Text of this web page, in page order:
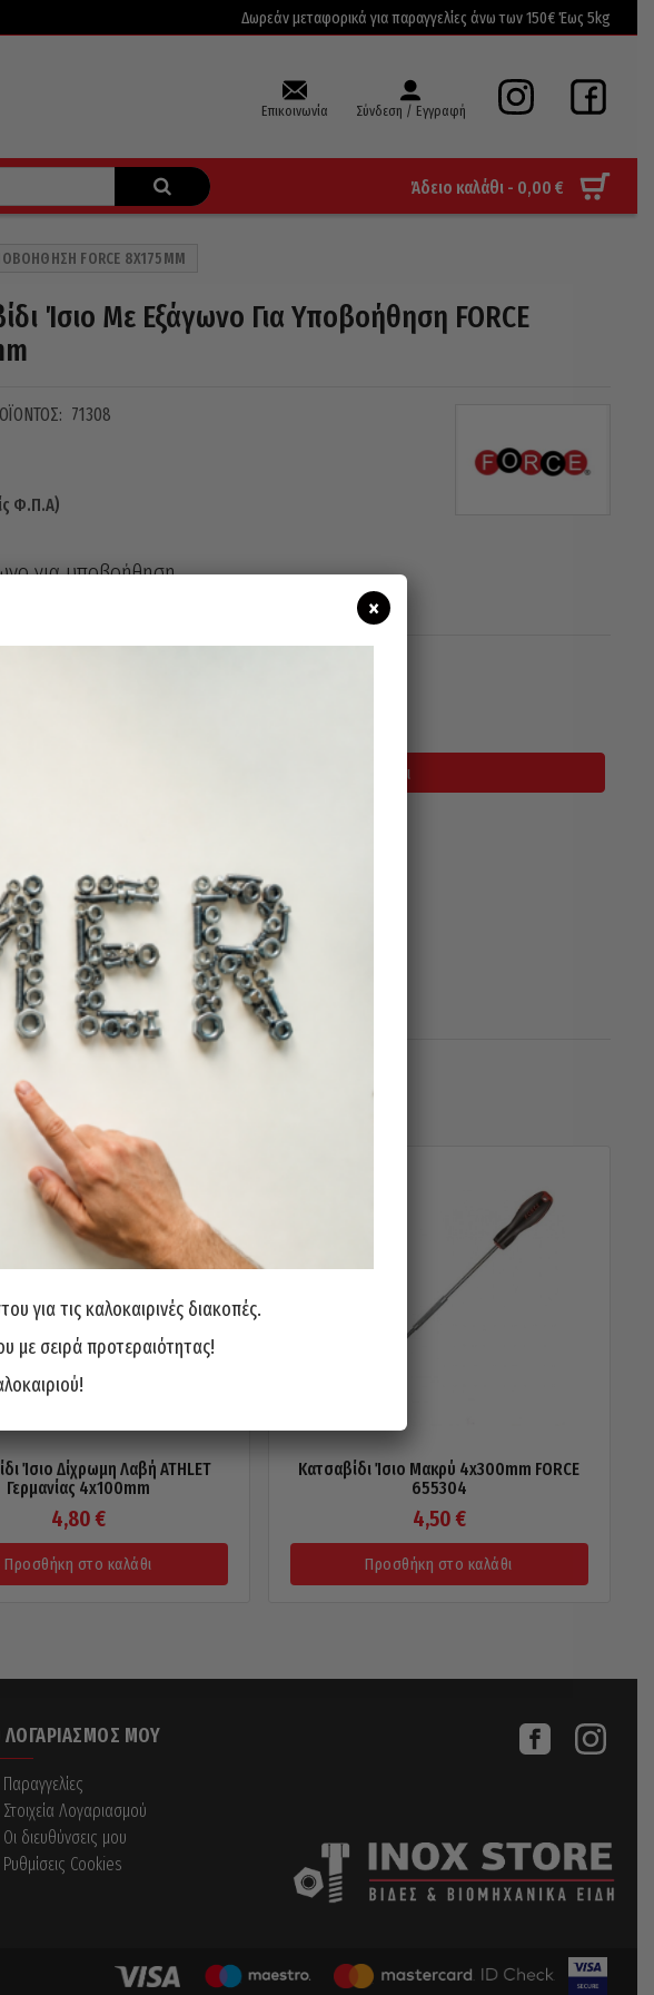
Δωρεάν μεταφορικά για παραγγελίες άνω των 150€ Έως 5kg
Επικοινωνία Σύνδεση / Εγγραφή
Άδειο καλάθι - 0,00 €
FORCE 8X175MM
Ίσιο Με Εξάγωνο Για Υποβοήθηση FORCE
71308
Φ.Π.Α)
για υποβοήθηση.
Προσθήκη Στο Καλάθι
Ίσιο Δίχρωμη Λαβή ATHLET
Γερμανίας 4x100mm
4,80 €
Προσθήκη στο καλάθι
Κατσαβίδι Ίσιο Μακρύ 4x300mm FORCE
655304
4,50 €
Προσθήκη στο καλάθι
ΛΟΓΑΡΙΑΣΜΌΣ ΜΟΥ
Παραγγελίες
Στοιχεία Λογαριασμού
Οι διευθύνσεις μου
Ρυθμίσεις Cookies
για τις καλοκαιρινές διακοπές.
με σειρά προτεραιότητας!
×